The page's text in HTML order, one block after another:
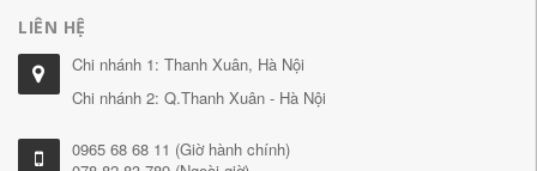
LIÊN HỆ
Chi nhánh 1: Thanh Xuân, Hà Nội
Chi nhánh 2: Q.Thanh Xuân - Hà Nội
0965 68 68 11 (Giờ hành chính)